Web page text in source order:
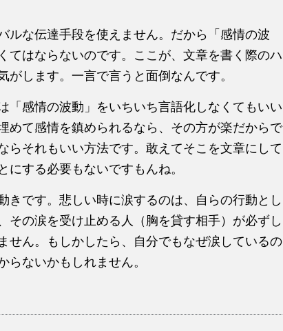
ルな伝達手段を使えません。だから「感情の波
てはならないのです。ここが、文章を書く際のハ
がします。一言で言うと面倒なんです。
「感情の波動」をいちいち言語化しなくてもいい
めて感情を鎮められるなら、その方が楽だからで
らそれもいい方法です。敢えてそこを文章にして
にする必要もないですもんね。
きです。悲しい時に涙するのは、自らの行動とし
その涙を受け止める人（胸を貸す相手）が必ずし
せん。もしかしたら、自分でもなぜ涙しているの
らないかもしれません。